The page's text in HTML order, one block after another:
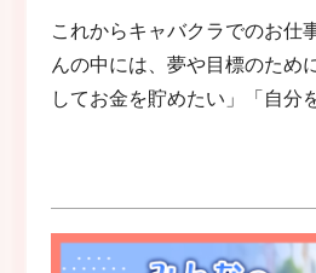
これからキャバクラでのお仕
んの中には、夢や目標のため
してお金を貯めたい」「自分